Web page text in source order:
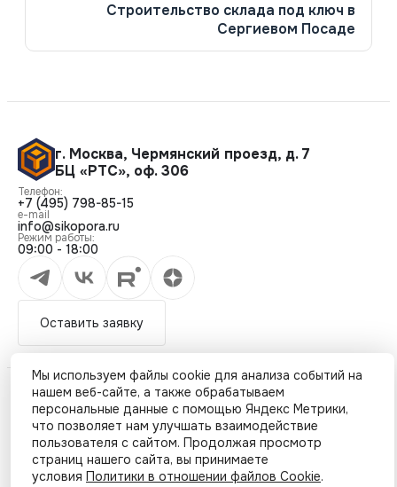
Мы используем файлы cookie для анализа событий на
нашем веб-сайте, а также обрабатываем
персональные данные с помощью Яндекс Метрики,
что позволяет нам улучшать взаимодействие
пользователя с сайтом. Продолжая просмотр
страниц нашего сайта, вы принимаете
условия Политики в отношении файлов Cookie.
Строительство склада под ключ в
Сергиевом Посаде
г. Москва, Чермянский проезд, д. 7
БЦ «РТС», оф. 306
Телефон:
+7 (495) 798-85-15
e-mail
info@sikopora.ru
Режим работы:
09:00 - 18:00
Оставить заявку
© ОПОРА - Все права защищены 2026